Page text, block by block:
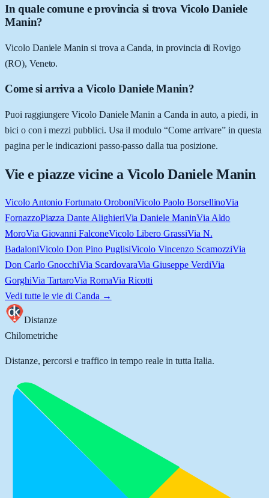
In quale comune e provincia si trova Vicolo Daniele
Manin?
Vicolo Daniele Manin si trova a Canda, in provincia di Rovigo
(RO), Veneto.
Come si arriva a Vicolo Daniele Manin?
Puoi raggiungere Vicolo Daniele Manin a Canda in auto, a piedi, in
bici o con i mezzi pubblici. Usa il modulo “Come arrivare” in questa
pagina per le indicazioni passo-passo dalla tua posizione.
Vie e piazze vicine a Vicolo Daniele Manin
Vicolo Antonio Fortunato OroboniVicolo Paolo BorsellinoVia
FornazzoPiazza Dante AlighieriVia Daniele ManinVia Aldo
MoroVia Giovanni FalconeVicolo Libero GrassiVia N.
BadaloniVicolo Don Pino PuglisiVicolo Vincenzo ScamozziVia
Don Carlo GnocchiVia ScardovaraVia Giuseppe VerdiVia
GorghiVia TartaroVia RomaVia Ricotti
Vedi tutte le vie di Canda →
Distanze
Chilometriche
Distanze, percorsi e traffico in tempo reale in tutta Italia.